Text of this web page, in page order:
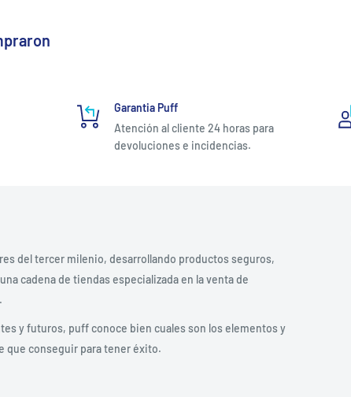
Garantia Puff
Atención al cliente 24 horas para
devoluciones e incidencias.
del tercer milenio, desarrollando productos seguros,
cadena de tiendas especializada en la venta de
y futuros, puff conoce bien cuales son los elementos y
que conseguir para tener éxito.